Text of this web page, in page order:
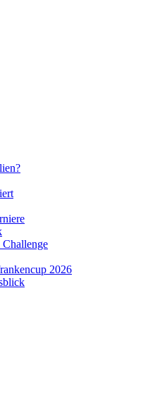
2026